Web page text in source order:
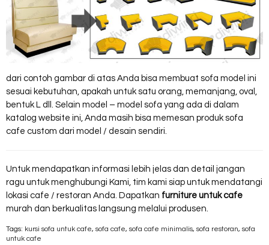
dari contoh gambar di atas Anda bisa membuat sofa model ini
sesuai kebutuhan, apakah untuk satu orang, memanjang, oval,
bentuk L dll. Selain model – model sofa yang ada di dalam
katalog website ini, Anda masih bisa memesan produk sofa
cafe custom dari model / desain sendiri.
Untuk mendapatkan informasi lebih jelas dan detail jangan
ragu untuk menghubungi Kami, tim kami siap untuk mendatangi
lokasi cafe / restoran Anda. Dapatkan furniture untuk cafe
murah dan berkualitas langsung melalui produsen.
Tags: kursi sofa untuk cafe, sofa cafe, sofa cafe minimalis, sofa restoran, sofa
untuk cafe